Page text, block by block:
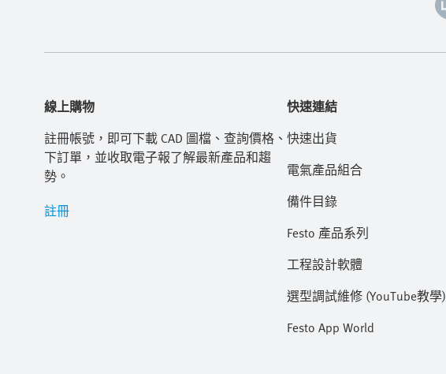
線上購物
註冊帳號，即可下載 CAD 圖檔、查詢價格、
下訂單，並收取電子報了解最新產品和趨
勢。
註冊
快速連結
快速出貨
電氣產品組合
備件目錄
Festo 產品系列
工程設計軟體
選型調試維修 (YouTube教學)
Festo App World